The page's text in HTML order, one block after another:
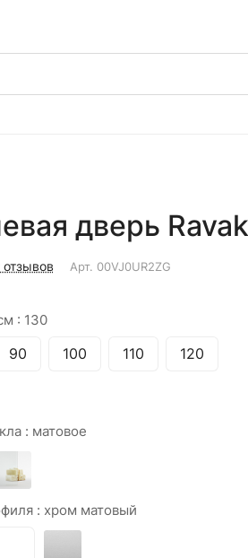
дверь
отзывов Арт. 00VJ0UR2ZG
: 130
90 100 110 120
: матовое
: хром матовый